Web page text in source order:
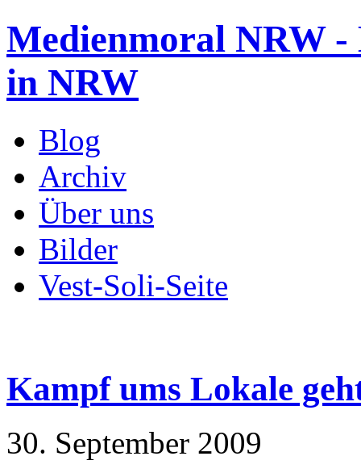
Medienmoral NRW
in NRW
Blog
Archiv
Über uns
Bilder
Vest-Soli-Seite
Kampf ums Lokale
30. September 2009